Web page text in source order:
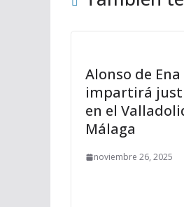
Alonso de
impartirá
en el
Málaga
noviembre 26, 2025